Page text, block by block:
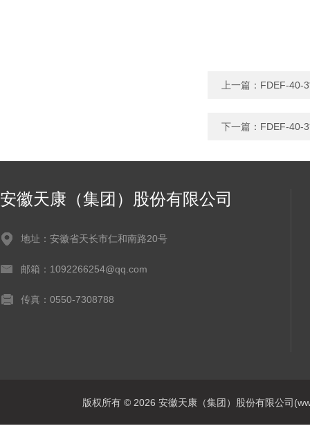
上一篇： FDEF-40-
下一篇： FDEF-40-
安徽天康（集团）股份有限公司
地址：安徽省天长市仁和南路20号
邮箱：1092266254@qq.com
传真：0550-7308788
版权所有 © 2026 安徽天康（集团）股份有限公司